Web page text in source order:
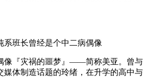
系班长曾经是个中二病偶像
像『灾祸的噩梦』——简称美亚。曾与
媒体制造话题的玲绪，在升学的高中与